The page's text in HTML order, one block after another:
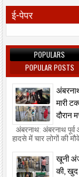
ई-पेपर
POPULARS
POPULAR POSTS
मारी
दौरान
अंबरनाथ: अंबरनाथ
हादसे में चार लोगों की
खूनी
की, खुद